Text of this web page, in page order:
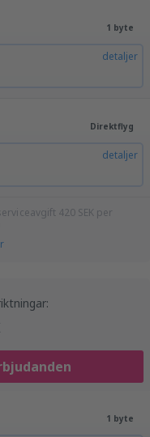
1 byte
detaljer
Direktflyg
detaljer
420 SEK per
1 byte